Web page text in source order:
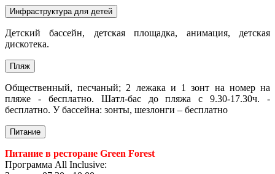
Инфраструктура для детей
Детский бассейн, детская площадка, анимация, детская
дискотека.
Пляж
Общественный, песчаный; 2 лежака и 1 зонт на номер на
пляже - бесплатно. Шатл-бас до пляжа с 9.30-17.30ч. -
бесплатно. У бассейна: зонты, шезлонги – бесплатно
Питание
Питание в ресторане Green Forest
Программа All Inclusive: